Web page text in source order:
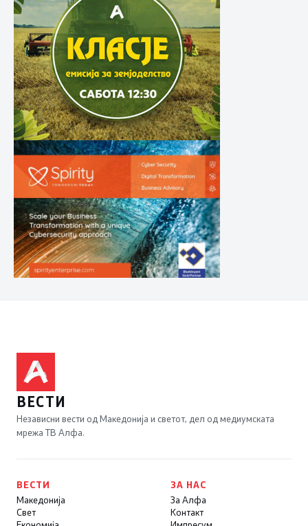
ВЕСТИ
Независни вести од Македонија и светот, дел од медиумската
мрежа ТВ Алфа.
ВЕСТИ
Македонија
Свет
ЗА НАС
За Алфа
Контакт